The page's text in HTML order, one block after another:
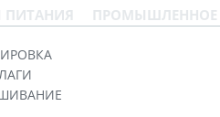
ПИТАНИЯ ПРОМЫШЛЕННОЕ